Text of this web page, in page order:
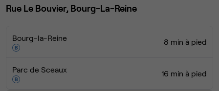
Rue Le Bouvier, Bourg-La-Reine
Bourg-la-Reine 8 min à pied
Parc de Sceaux 16 min à pied